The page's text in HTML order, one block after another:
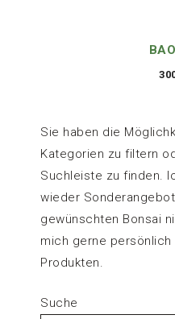
Sie haben die
Kategorien zu filtern
Suchleiste zu finden.
wieder
gewünschten Bonsai
mich gerne persönlich
Produkten.
Suche